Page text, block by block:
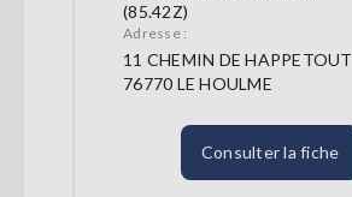
(85.42Z)
Adresse :
11 CHEMIN DE HAPPETOUT
76770 LE HOULME
Consulter la fiche